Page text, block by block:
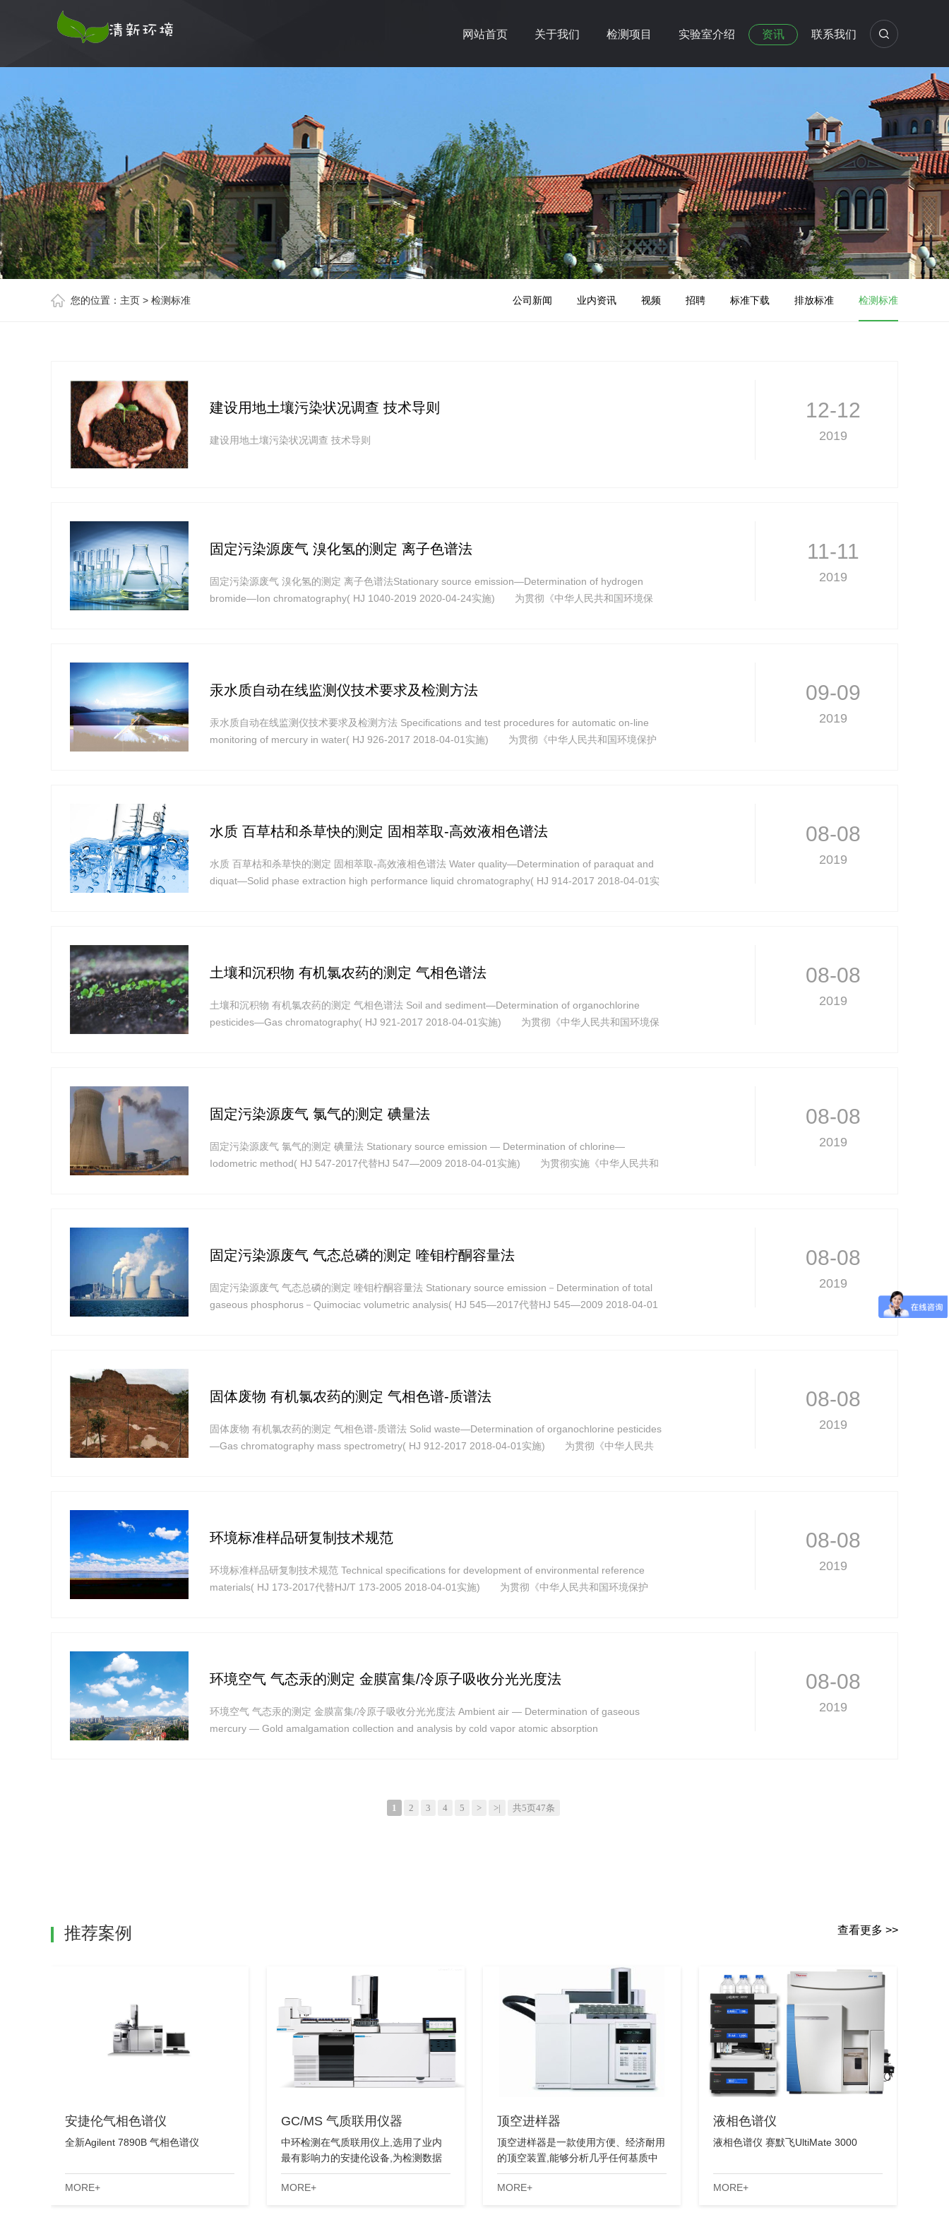
网站首页 关于我们 检测项目 实验室介绍 资讯 联系我们
您的位置： 主页 > 检测标准 公司新闻 业内资讯 视频 招聘 标准下载 排放标准 检测标准
12-12
2019
建设用地土壤污染状况调查 技术导则
建设用地土壤污染状况调查 技术导则
11-11
2019
固定污染源废气 溴化氢的测定 离子色谱法
固定污染源废气 溴化氢的测定 离子色谱法Stationary source emission—Determination of hydrogen
bromide—Ion chromatography( HJ 1040-2019 2020-04-24实施) 为贯彻《中华人民共和国环境保
09-09
2019
汞水质自动在线监测仪技术要求及检测方法
汞水质自动在线监测仪技术要求及检测方法 Specifications and test procedures for automatic on-line
monitoring of mercury in water( HJ 926-2017 2018-04-01实施) 为贯彻《中华人民共和国环境保护
08-08
2019
水质 百草枯和杀草快的测定 固相萃取-高效液相色谱法
水质 百草枯和杀草快的测定 固相萃取-高效液相色谱法 Water quality—Determination of paraquat and
diquat—Solid phase extraction high performance liquid chromatography( HJ 914-2017 2018-04-01实
08-08
2019
土壤和沉积物 有机氯农药的测定 气相色谱法
土壤和沉积物 有机氯农药的测定 气相色谱法 Soil and sediment—Determination of organochlorine
pesticides—Gas chromatography( HJ 921-2017 2018-04-01实施) 为贯彻《中华人民共和国环境保
08-08
2019
固定污染源废气 氯气的测定 碘量法
固定污染源废气 氯气的测定 碘量法 Stationary source emission — Determination of chlorine—
Iodometric method( HJ 547-2017代替HJ 547—2009 2018-04-01实施) 为贯彻实施《中华人民共和
08-08
2019
固定污染源废气 气态总磷的测定 喹钼柠酮容量法
固定污染源废气 气态总磷的测定 喹钼柠酮容量法 Stationary source emission－Determination of total
gaseous phosphorus－Quimociac volumetric analysis( HJ 545—2017代替HJ 545—2009 2018-04-01
08-08
2019
固体废物 有机氯农药的测定 气相色谱-质谱法
固体废物 有机氯农药的测定 气相色谱-质谱法 Solid waste—Determination of organochlorine pesticides
—Gas chromatography mass spectrometry( HJ 912-2017 2018-04-01实施) 为贯彻《中华人民共
08-08
2019
环境标准样品研复制技术规范
环境标准样品研复制技术规范 Technical specifications for development of environmental reference
materials( HJ 173-2017代替HJ/T 173-2005 2018-04-01实施) 为贯彻《中华人民共和国环境保护
08-08
2019
环境空气 气态汞的测定 金膜富集/冷原子吸收分光光度法
环境空气 气态汞的测定 金膜富集/冷原子吸收分光光度法 Ambient air — Determination of gaseous
mercury — Gold amalgamation collection and analysis by cold vapor atomic absorption
1 2 3 4 5 > >| 共5页47条
查看更多 >>
推荐案例
安捷伦气相色谱仪
全新Agilent 7890B 气相色谱仪
MORE+
GC/MS 气质联用仪器
中环检测在气质联用仪上,选用了业内
最有影响力的安捷伦设备,为检测数据
的稳定和准确,提供了硬件条件。
MORE+
顶空进样器
顶空进样器是一款使用方便、经济耐用
的顶空装置,能够分析几乎任何基质中
的挥发性化合物。
MORE+
液相色谱仪
液相色谱仪 赛默飞UltiMate 3000
MORE+